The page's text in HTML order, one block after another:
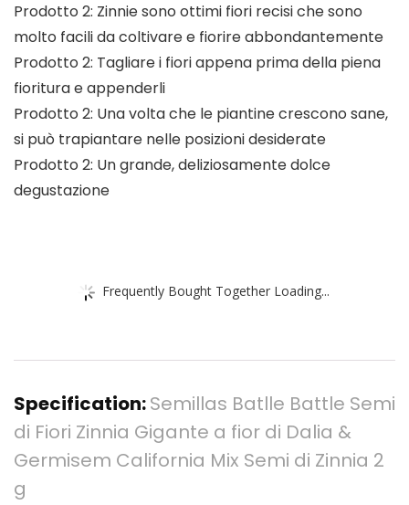
Prodotto 2: Zinnie sono ottimi fiori recisi che sono
molto facili da coltivare e fiorire abbondantemente
Prodotto 2: Tagliare i fiori appena prima della piena
fioritura e appenderli
Prodotto 2: Una volta che le piantine crescono sane,
si può trapiantare nelle posizioni desiderate
Prodotto 2: Un grande, deliziosamente dolce
degustazione
Frequently Bought Together Loading...
Specification:Semillas Batlle Battle Semi
di Fiori Zinnia Gigante a fior di Dalia &
Germisem California Mix Semi di Zinnia 2
g